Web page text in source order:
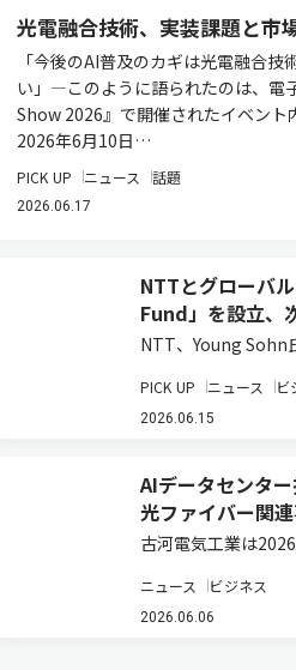
光電融合技術、実装課題と市
「今後のAI普及のカギは光電融合
い」―このように語られたのは、電
Show 2026』で開催されたイベント
2026年6月10日…
PICK UP ニュース 話題
2026.06.17
NTTとグローバ
Fund」を設立、
NTT、Young Sohn
投資を通じてIOWN
事業創出を目指す投
PICK UP ニュース ビ
2026.06.15
AIデータセンタ
光ファイバー関
古河電気工業は
発表した。 光ソリ
は、2030年に向け
ニュース ビジネス
2026.06.06